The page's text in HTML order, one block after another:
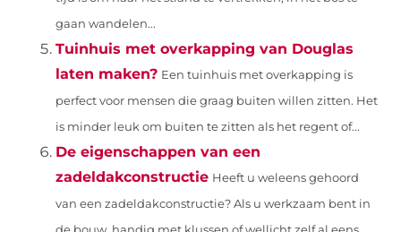
gaan wandelen...
Tuinhuis met overkapping van Douglas
laten maken? Een tuinhuis met overkapping is
perfect voor mensen die graag buiten willen zitten. Het
is minder leuk om buiten te zitten als het regent of...
De eigenschappen van een
zadeldakconstructie Heeft u weleens gehoord
van een zadeldakconstructie? Als u werkzaam bent in